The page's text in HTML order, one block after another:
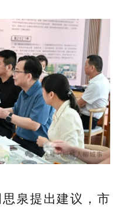
泉提出建议，市